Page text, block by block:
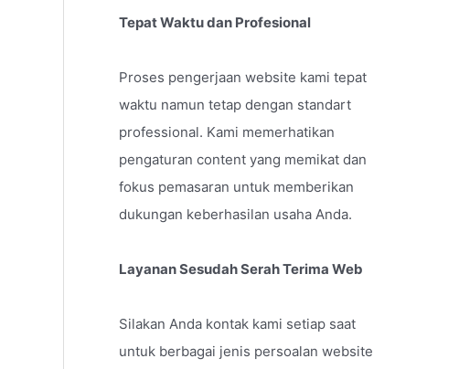
Tepat Waktu dan Profesional
Proses pengerjaan website kami tepat
waktu namun tetap dengan standart
professional. Kami memerhatikan
pengaturan content yang memikat dan
fokus pemasaran untuk memberikan
dukungan keberhasilan usaha Anda.
Layanan Sesudah Serah Terima Web
Silakan Anda kontak kami setiap saat
untuk berbagai jenis persoalan website